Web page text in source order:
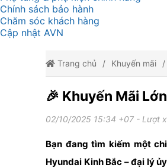
Chính sách bảo hành
Chăm sóc khách hàng
Cập nhật AVN
Trang chủ Khuyến mãi
🎉 Khuyến Mãi
02/10/2025 15:34 +07 - Lượt
Bạn đang tìm kiếm một
Hyundai Kinh Bắc – đại lý